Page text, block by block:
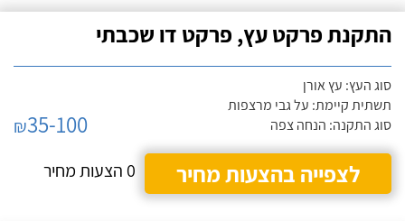
התקנת פרקט עץ, פרקט דו שכבתי
סוג העץ: עץ אורן
תשתית קיימת: על גבי מרצפות
סוג התקנה: הנחה צפה
₪35-100
לצפייה בהצעות מחיר
0 הצעות מחיר